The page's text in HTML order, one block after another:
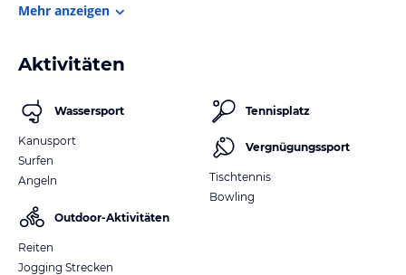
Mehr anzeigen
Aktivitäten
Wassersport
Kanusport
Surfen
Angeln
Outdoor-Aktivitäten
Reiten
Jogging Strecken
Tennisplatz
Vergnügungssport
Tischtennis
Bowling